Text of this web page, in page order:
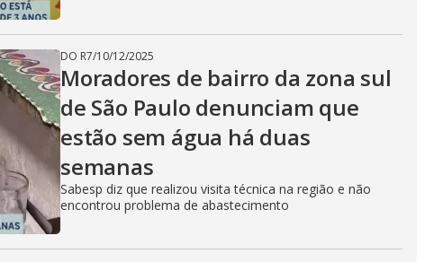
DO R7/10/12/2025
Moradores de bairro da zona sul
de São Paulo denunciam que
estão sem água há duas
semanas
Sabesp diz que realizou visita técnica na região e não
encontrou problema de abastecimento